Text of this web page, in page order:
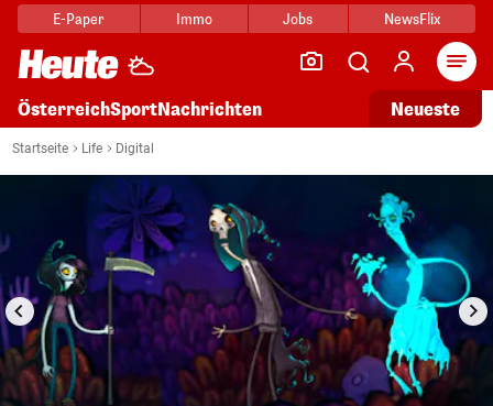
E-Paper Immo Jobs NewsFlix
ÖsterreichSportNachrichten Neueste
Startseite Life Digital
1/9